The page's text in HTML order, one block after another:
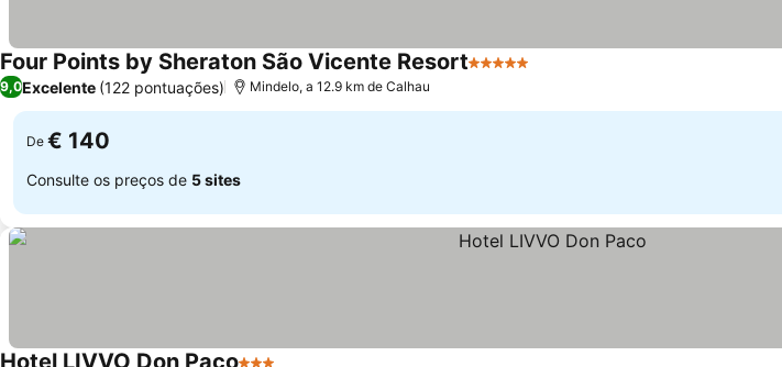
Four Points by Sheraton São Vicente Resort5 Estrelas
9,0Excelente (122 pontuações) Mindelo, a 12.9 km de Calhau
De € 140
Consulte os preços de 5 sites
Hotel LIVVO Don Paco